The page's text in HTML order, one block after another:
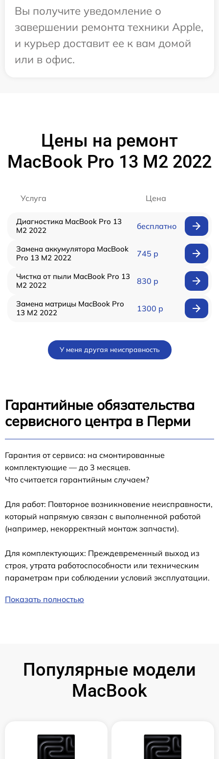
Вы получите уведомление о
завершении ремонта техники Apple,
и курьер доставит ее к вам домой
или в офис.
Цены на ремонт
MacBook Pro 13 M2 2022
Услуга Цена
Диагностика MacBook Pro 13
M2 2022
бесплатно
Замена аккумулятора MacBook
Pro 13 M2 2022
745 р
Чистка от пыли MacBook Pro 13
M2 2022
830 р
Замена матрицы MacBook Pro
13 M2 2022
1300 р
У меня другая неисправность
Гарантийные обязательства
сервисного центра в Перми
Гарантия от сервиса: на смонтированные
комплектующие — до 3 месяцев.
Что считается гарантийным случаем?
Для работ: Повторное возникновение неисправности,
который напрямую связан с выполненной работой
(например, некорректный монтаж запчасти).
Для комплектующих: Преждевременный выход из
строя, утрата работоспособности или техническим
параметрам при соблюдении условий эксплуатации.
Показать полностью
Популярные модели
MacBook